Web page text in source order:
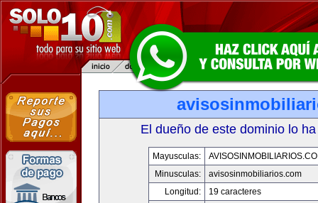
El dueño de este dominio lo
Mayusculas:
Minusculas:
avisosinmobiliarios.com
Longitud:
19 caracteres